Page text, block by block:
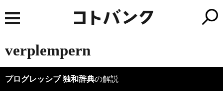
verplempern
プログレッシブ 独和辞典の解説